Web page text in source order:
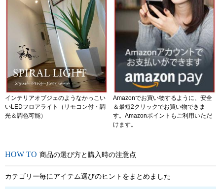
インテリアオブジェのようなかっこい
いLEDフロアライト（リモコン付・調
光＆調色可能）
Amazonでお買い物するように、安全
＆最短2クリックでお買い物できま
す。Amazonポイントもご利用いただ
けます。
商品の選び方と購入時の注意点
カテゴリー毎にアイテム選びのヒントをまとめました